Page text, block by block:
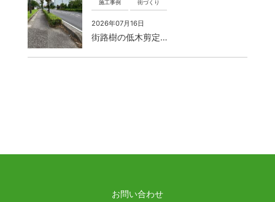
施工事例 街づくり
2026年07月16日
街路樹の低木剪定…
お問い合わせ